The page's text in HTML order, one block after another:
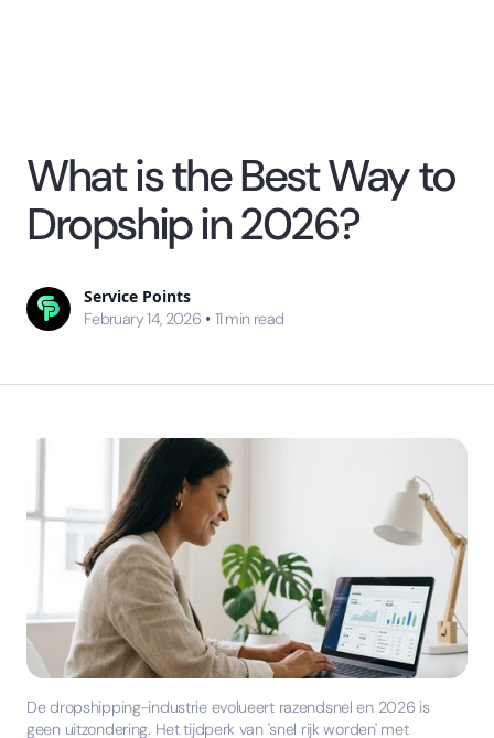
What is the Best Way to
Dropship in 2026?
Service Points
February 14, 2026 • 11 min read
De dropshipping-industrie evolueert razendsnel en 2026 is
geen uitzondering. Het tijdperk van 'snel rijk worden' met